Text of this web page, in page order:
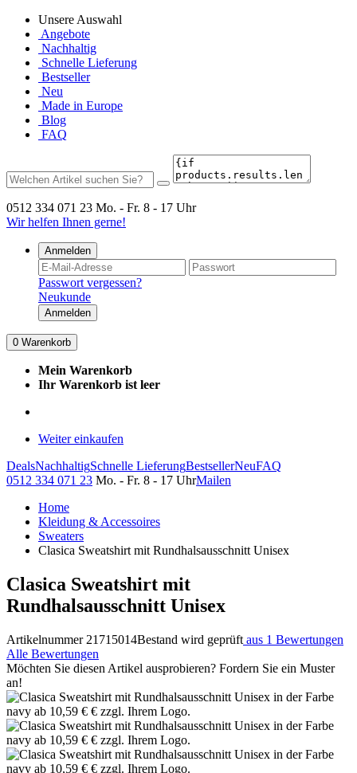
Unsere Auswahl
Angebote
Nachhaltig
Schnelle Lieferung
Bestseller
Neu
Made in Europe
Blog
FAQ
0512 334 071 23 Mo. - Fr. 8 - 17 Uhr
Wir helfen Ihnen gerne!
Anmelden
Passwort vergessen?
Neukunde
Anmelden
0 Warenkorb
Mein Warenkorb
Ihr Warenkorb ist leer
Weiter einkaufen
DealsNachhaltigSchnelle LieferungBestsellerNeuFAQ
0512 334 071 23 Mo. - Fr. 8 - 17 UhrMailen
Home
Kleidung & Accessoires
Sweaters
Clasica Sweatshirt mit Rundhalsausschnitt Unisex
Clasica Sweatshirt mit
Rundhalsausschnitt Unisex
Artikelnummer 21715014Bestand wird geprüft aus 1 Bewertungen
Alle Bewertungen
Möchten Sie diesen Artikel ausprobieren? Fordern Sie ein Muster
an!